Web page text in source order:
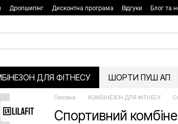
Дропшипінг Дисконтна програма Відгуки
Блог та
ДЛЯ ФІТНЕСУ ШОРТИ ПУШ АП
Головна КОМБІНЕЗОН ДЛЯ ФІТНЕСУ
Спортивний